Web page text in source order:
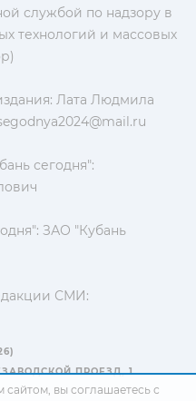
службой по надзору в
технологий и массовых
Лата Людмила
сегодня":
ЗАО "Кубань
СМИ:
ПРОЕЗД, 1
вы соглашаетесь с